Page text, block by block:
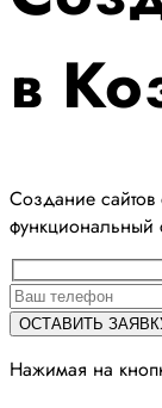
в
Создание
Нажимая на